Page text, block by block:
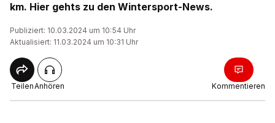
km. Hier gehts zu den Wintersport-News.
Publiziert: 10.03.2024 um 10:54 Uhr
Aktualisiert: 11.03.2024 um 10:31 Uhr
TeilenAnhören Kommentieren